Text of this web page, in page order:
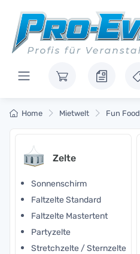
Home Mietwelt Fun Food
Zelte
Sonnenschirm
Faltzelte Standard
Faltzelte Mastertent
Partyzelte
Stretchzelte / Sternzelte